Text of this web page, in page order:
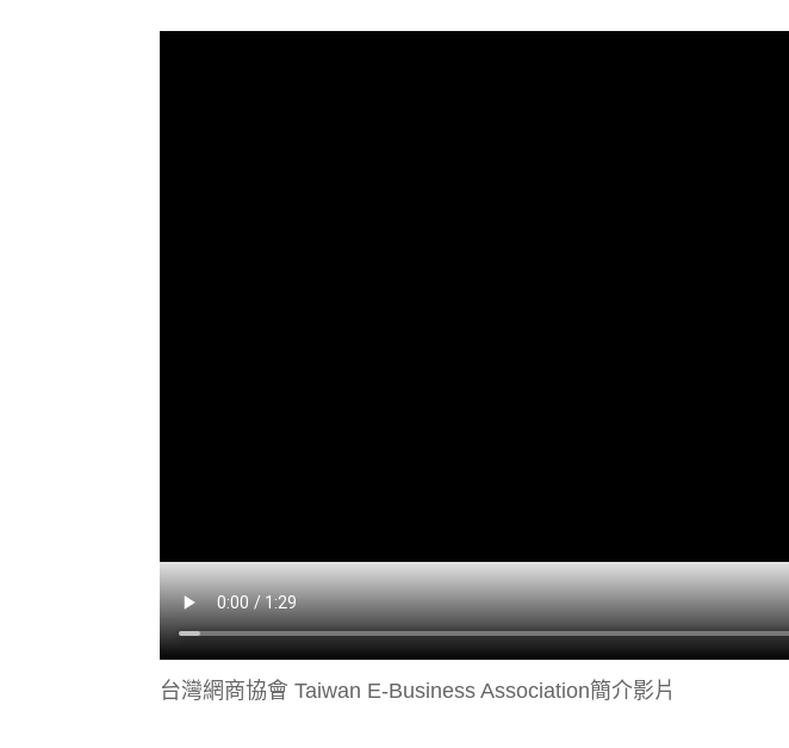
台灣網商協會 Taiwan E-Business Association簡介影片